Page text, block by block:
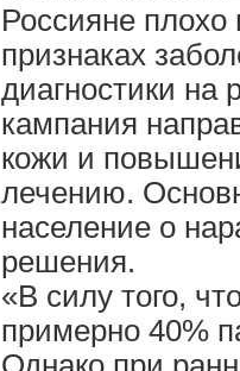
Россияне
признаках
диагностики
кампания
кожи и
лечению.
население о
решения.
«В силу того,
примерно 40%